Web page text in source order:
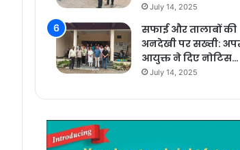
July 14, 2025
सफाई और तालाबों की
अनदेखी पर सख्ती:
आयुक्त ने दिए नोटिस…
July 14, 2025